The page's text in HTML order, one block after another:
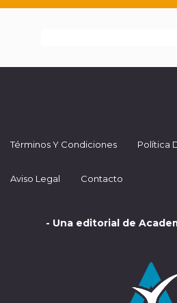
Términos Y Condiciones Política
Aviso Legal Contacto
- Una editorial de